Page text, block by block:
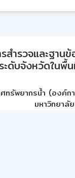
สำรวจและฐา
ะดับจังหวัดในพื้
ทรัพยากรน้ำ (องค์ก
มหาวิทยาลั